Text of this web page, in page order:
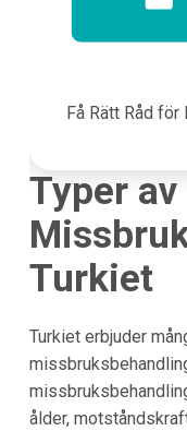
Få Rätt Råd för
Typer av
Turkiet
Turkiet erbjuder
ålder,